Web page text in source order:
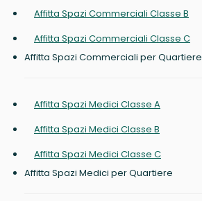
Affitta Spazi Commerciali Classe B
Affitta Spazi Commerciali Classe C
Affitta Spazi Commerciali per Quartiere
Affitta Spazi Medici Classe A
Affitta Spazi Medici Classe B
Affitta Spazi Medici Classe C
Affitta Spazi Medici per Quartiere